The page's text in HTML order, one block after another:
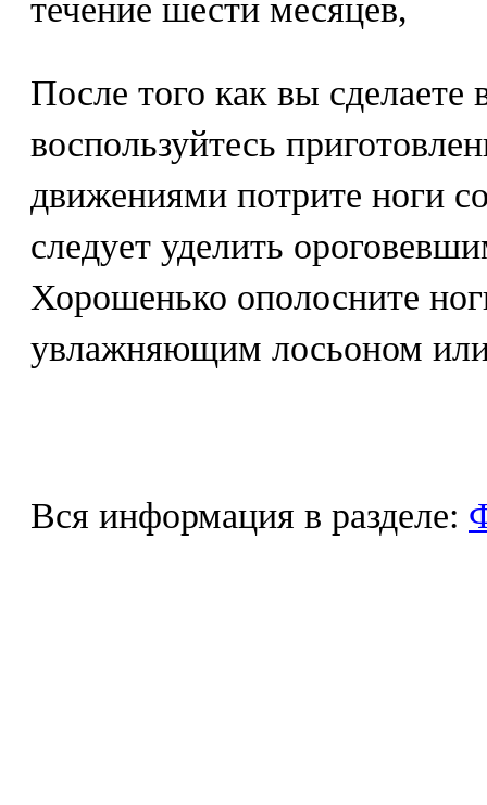
течение шести месяцев,
После того как вы сделаете
воспользуйтесь
движениями потрите ноги
следует уделить
Хорошенько ополосните
увлажняющим лосьоном
Вся информация в разделе: